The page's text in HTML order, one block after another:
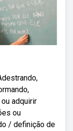
adquirir
ou
/ definição de